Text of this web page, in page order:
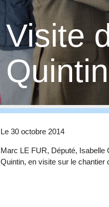
Visite
Quintin
Le 30 octobre 2014
Marc LE FUR, Député, Isabelle
Quintin, en visite sur le chantier